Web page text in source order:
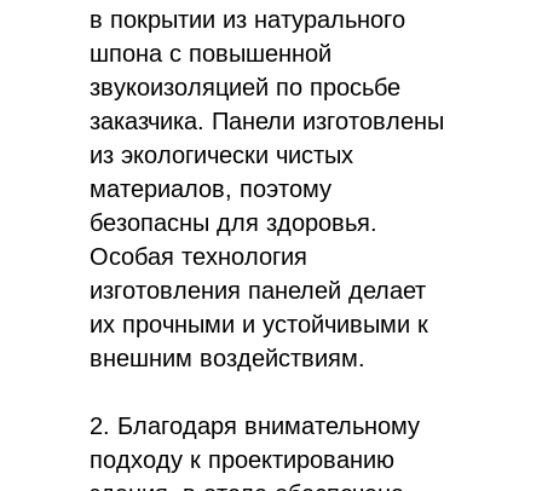
в покрытии из натурального
шпона с повышенной
звукоизоляцией по просьбе
заказчика. Панели изготовлены
из экологически чистых
материалов, поэтому
безопасны для здоровья.
Особая технология
изготовления панелей делает
их прочными и устойчивыми к
внешним воздействиям.
2. Благодаря внимательному
подходу к проектированию